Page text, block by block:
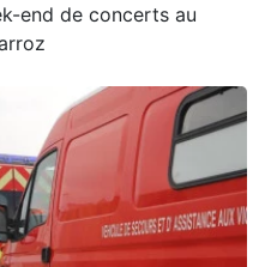
end de concerts au